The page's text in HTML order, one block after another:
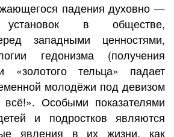
падения духовно —
установок в обществе,
западными ценностями,
гедонизма (получения
«золотого тельца» падает
молодёжи под девизом
Особыми показателями
и подростков являются
явления в их жизни, как